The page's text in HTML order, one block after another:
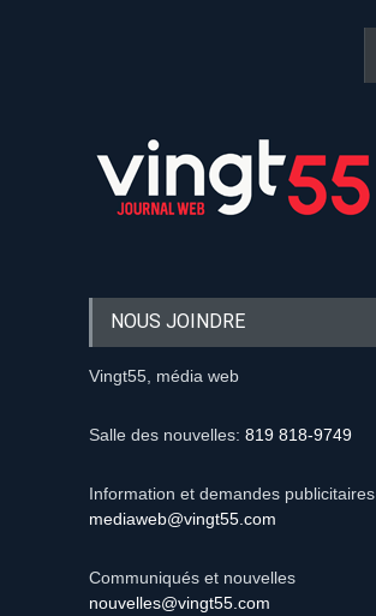
NOUS JOINDRE
Vingt55, média web
Salle des nouvelles: 819 818-9749
Information et demandes publicitaires
mediaweb@vingt55.com
Communiqués et nouvelles
nouvelles@vingt55.com